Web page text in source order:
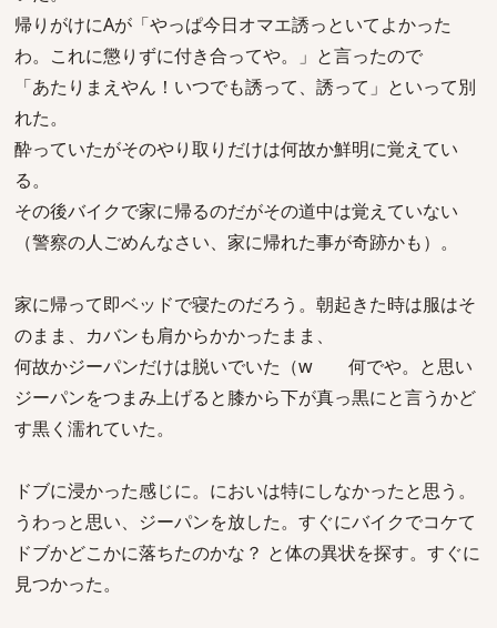
帰りがけにAが「やっぱ今日オマエ誘っといてよかった
わ。これに懲りずに付き合ってや。」と言ったので
「あたりまえやん！いつでも誘って、誘って」といって別
れた。
酔っていたがそのやり取りだけは何故か鮮明に覚えてい
る。
その後バイクで家に帰るのだがその道中は覚えていない
（警察の人ごめんなさい、家に帰れた事が奇跡かも）。
家に帰って即ベッドで寝たのだろう。朝起きた時は服はそ
のまま、カバンも肩からかかったまま、
何故かジーパンだけは脱いでいた（w 何でや。と思い
ジーパンをつまみ上げると膝から下が真っ黒にと言うかど
す黒く濡れていた。
ドブに浸かった感じに。においは特にしなかったと思う。
うわっと思い、ジーパンを放した。すぐにバイクでコケて
ドブかどこかに落ちたのかな？ と体の異状を探す。すぐに
見つかった。